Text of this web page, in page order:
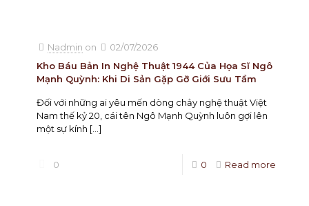
Nadmin on
02/07/2026
Kho Báu Bản In Nghệ Thuật 1944 Của Họa Sĩ Ngô
Mạnh Quỳnh: Khi Di Sản Gặp Gỡ Giới Sưu Tầm
Đối với những ai yêu mến dòng chảy nghệ thuật Việt
Nam thế kỷ 20, cái tên Ngô Mạnh Quỳnh luôn gợi lên
một sự kính […]
0 0 Read more